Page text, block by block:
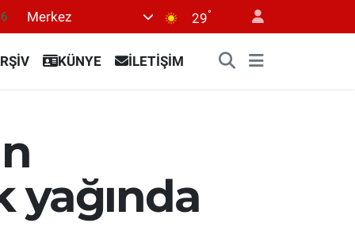
Merkez 29°
KÜNYE İLETİŞİM
yağında